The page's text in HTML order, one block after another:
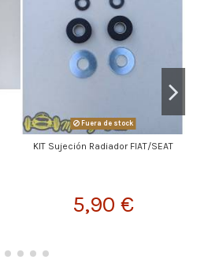
Fuera de stock
KIT Sujeción Radiador FIAT/SEAT
5,90 €